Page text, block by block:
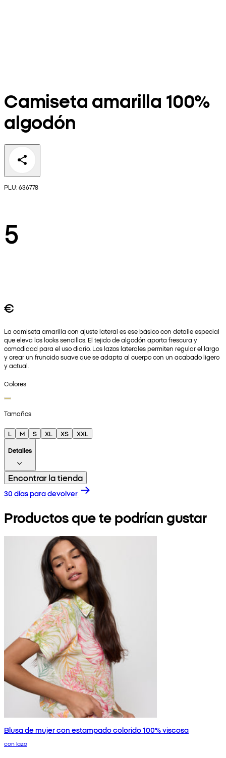
Camiseta amarilla 100%
algodón
PLU: 636778
5
€
La camiseta amarilla con ajuste lateral es ese básico con detalle especial
que eleva los looks sencillos. El tejido de algodón aporta frescura y
comodidad para el uso diario. Los lazos laterales permiten regular el largo
y crear un fruncido suave que se adapta al cuerpo con un acabado ligero
y actual.
Colores
Tamaños
L M S XL XS
XXL
Detalles
Encontrar la tienda
30 días para devolver
Productos que te podrían gustar
Blusa de mujer con estampado colorido 100% viscosa
con lazo